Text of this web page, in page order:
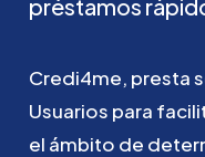
préstamos
Credi4me, presta
Usuarios para
el ámbito de